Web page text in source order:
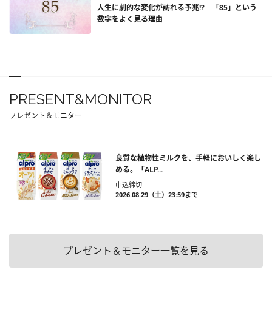
人生に劇的な変化が訪れる予兆!? 「85」という
数字をよく見る理由
PRESENT&MONITOR
プレゼント＆モニター
良質な植物性ミルクを、手軽においしく楽し
める。「ALP...
申込締切
2026.08.29（土）23:59まで
プレゼント＆モニター一覧を見る